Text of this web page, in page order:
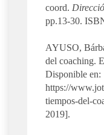
coord.
pp.13-30.
AYUSO,
del coaching.
Disponible en:
https://
tiempos-del-
2019].